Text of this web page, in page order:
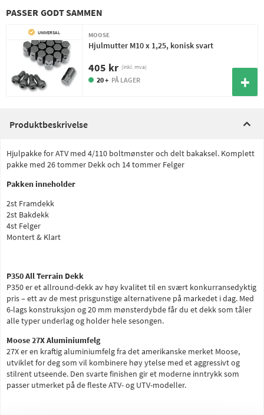
PASSER GODT SAMMEN
UNIVERSAL MOOSE
Hjulmutter M10 x 1,25, konisk svart
405 kr (inkl. mva)
20 + PÅ LAGER
Produktbeskrivelse
Hjulpakke for ATV med 4/110 boltmønster och delt bakaksel. Komplett
pakke med 26 tommer Dekk och 14 tommer Felger
Pakken inneholder
2st Framdekk
2st Bakdekk
4st Felger
Montert & Klart
P350 All Terrain Dekk
P350 er et allround-dekk av høy kvalitet til en svært konkurransedyktig
pris – ett av de mest prisgunstige alternativene på markedet i dag. Med
6-lags konstruksjon og 20 mm mønsterdybde får du et dekk som tåler
alle typer underlag og holder hele sesongen.
Moose 27X Aluminiumfelg
27X er en kraftig aluminiumfelg fra det amerikanske merket Moose,
utviklet for deg som vil kombinere høy ytelse med et aggressivt og
stilrent utseende. Den svarte finishen gir et moderne inntrykk som
passer utmerket på de fleste ATV- og UTV-modeller.